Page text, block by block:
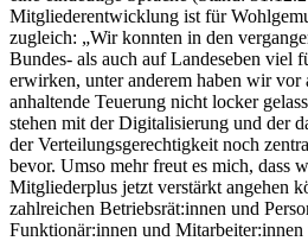
Mitgliederentwicklung ist für
zugleich: „Wir konnten in den
Bundes- als auch auf Landeseben viel
erwirken, unter anderem haben wir
anhaltende Teuerung nicht locker
stehen mit der Digitalisierung und der
der Verteilungsgerechtigkeit noch
bevor. Umso mehr freut es mich, dass
Mitgliederplus jetzt verstärkt angehen
zahlreichen Betriebsrät:innen und
Funktionär:innen und